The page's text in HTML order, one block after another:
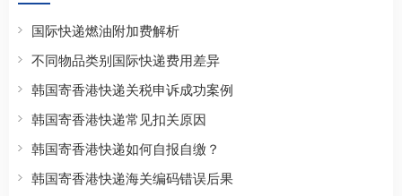
国际快递燃油附加费解析
不同物品类别国际快递费用差异
韩国寄香港快递关税申诉成功案例
韩国寄香港快递常见扣关原因
韩国寄香港快递如何自报自缴？
韩国寄香港快递海关编码错误后果